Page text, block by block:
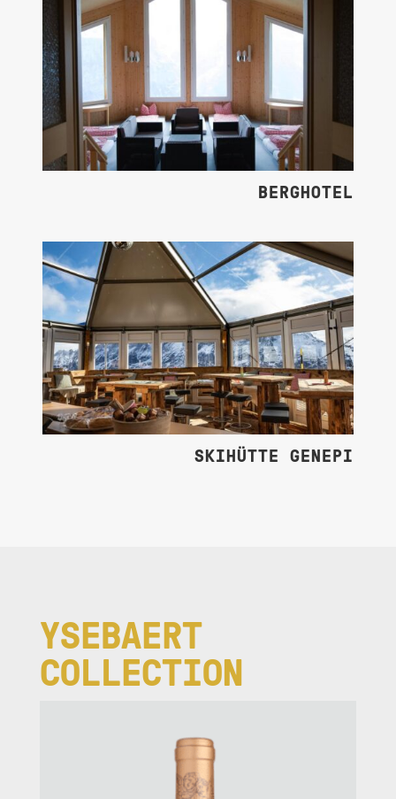
BERGHOTEL
SKIHÜTTE GENEPI
YSEBAERT
COLLECTION